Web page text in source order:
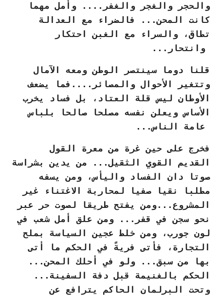
والحجر والغجر والغفر.... وأمل مهما
كانت المحن... فالضراء مع العدالة
تطاق، والسراء مع الغبن احتكار
وانتحار...
قلنا دوما سينتصر الوطن ومعه الآمال
وتتغير الأحوال والمصائر....فما يضعف
الأوطان ليس قلة العتاد، بل فساد يخرب
الأساس ويعلن نفسه مصلحا صالحا بلباس
عامة الناس...
فخرج على حين غرة من معرة القول
القديم القوي الثقيل... من يدين بشراسة
صوتا دان الفساد واليأس، ومن يسفه
مطلبا نقيا صفيا لمحاربة الاغتناء غير
المشروع...ومن يفتح طريقا لصوت حر عبر
نحو سجن في قفر... ومن علق أمل شعب في
لون جورب، ومن خلط عجين السياسة بملح
التجارة، فأتى فريةً في الحكم ما أتى
بها من سبق... ولو في أحلك المحن...
الحكم بالغنيمة قبل دفة السفينة...
وتحت البرلمان الحاكم يترافع عن